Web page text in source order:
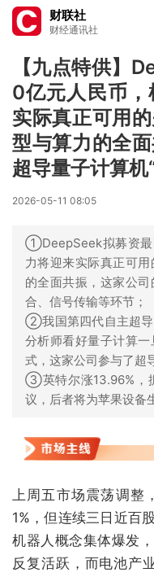
财联社
财经通讯社
【九点特供】
0亿元人民币
实际真正可用
型与算力的全
超导量子计算
2026-05-11 08:05
①DeepSeek拟募资最
力将迎来实际真正可
的全面共振，这家公
合、信号传输等环节；
②我国第四代自主超导
分析师看好量子计算
式，这家公司参与了超
③英特尔涨13.96%，
议，后者将为苹果设备
上周五市场震荡调整
1%，但连续三日近百
机器人概念集体爆发
反复活跃，而电池产